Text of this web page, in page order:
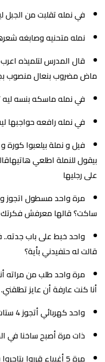
في نمله تقلبت من
نمله متحنيه وصابغه
قال المدرس لتلميذه
ماض مضروب بنعال منصوب
في نمله ماسكه بنسه ليه
في نمله رافعه حواجبها
فيل و نملة بيلعبوا
بيقول للنملة اطلعي
على رجليها
مرة واحد مسطول اتجوز
ساكت؟ قالها معرفش فكرتك
واحد خبط على باب
قالت له حتفيدني بأية؟
مرة واحد طلب من مراته
أنا كنت عارفة أن عايز تطلقني.
واحد كهربائي أتجوز 4 ستات ركبلهم مشترك.
ذات مرة أصبح ساخنا في
مرة 5 أغبياء قرروا